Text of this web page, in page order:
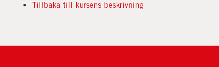
Tillbaka till kursens beskrivning